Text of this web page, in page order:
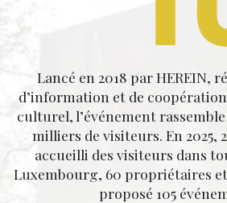
Lancé en 2018 par HEREIN,
d’information et de
culturel, l’événement
milliers de visiteurs. En 2025,
accueilli des visiteurs dans
Luxembourg, 60 propriétaires
proposé 105